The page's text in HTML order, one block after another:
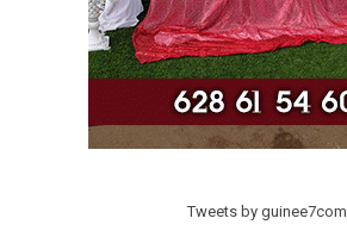
Tweets by guinee7com